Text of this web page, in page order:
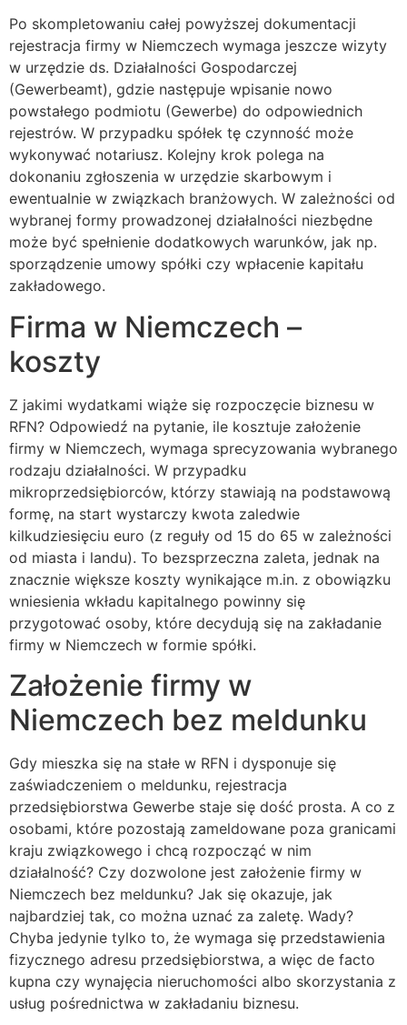
Po skompletowaniu całej powyższej dokumentacji
rejestracja firmy w Niemczech wymaga jeszcze wizyty
w urzędzie ds. Działalności Gospodarczej
(Gewerbeamt), gdzie następuje wpisanie nowo
powstałego podmiotu (Gewerbe) do odpowiednich
rejestrów. W przypadku spółek tę czynność może
wykonywać notariusz. Kolejny krok polega na
dokonaniu zgłoszenia w urzędzie skarbowym i
ewentualnie w związkach branżowych. W zależności od
wybranej formy prowadzonej działalności niezbędne
może być spełnienie dodatkowych warunków, jak np.
sporządzenie umowy spółki czy wpłacenie kapitału
zakładowego.
Firma w Niemczech –
koszty
Z jakimi wydatkami wiąże się rozpoczęcie biznesu w
RFN? Odpowiedź na pytanie, ile kosztuje założenie
firmy w Niemczech, wymaga sprecyzowania wybranego
rodzaju działalności. W przypadku
mikroprzedsiębiorców, którzy stawiają na podstawową
formę, na start wystarczy kwota zaledwie
kilkudziesięciu euro (z reguły od 15 do 65 w zależności
od miasta i landu). To bezsprzeczna zaleta, jednak na
znacznie większe koszty wynikające m.in. z obowiązku
wniesienia wkładu kapitalnego powinny się
przygotować osoby, które decydują się na zakładanie
firmy w Niemczech w formie spółki.
Założenie firmy w
Niemczech bez meldunku
Gdy mieszka się na stałe w RFN i dysponuje się
zaświadczeniem o meldunku, rejestracja
przedsiębiorstwa Gewerbe staje się dość prosta. A co z
osobami, które pozostają zameldowane poza granicami
kraju związkowego i chcą rozpocząć w nim
działalność? Czy dozwolone jest założenie firmy w
Niemczech bez meldunku? Jak się okazuje, jak
najbardziej tak, co można uznać za zaletę. Wady?
Chyba jedynie tylko to, że wymaga się przedstawienia
fizycznego adresu przedsiębiorstwa, a więc de facto
kupna czy wynajęcia nieruchomości albo skorzystania z
usług pośrednictwa w zakładaniu biznesu.